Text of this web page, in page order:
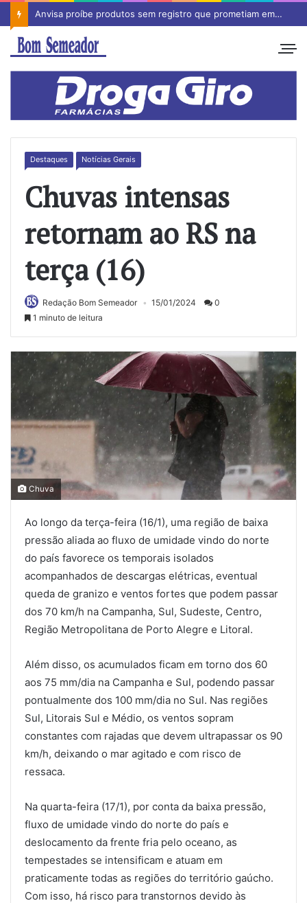
Anvisa proíbe produtos sem registro que prometiam emagrecimento
Destaques Notícias Gerais
Chuvas intensas
retornam ao RS na
terça (16)
Redação Bom Semeador 15/01/2024
0
1 minuto de leitura
Chuva
Ao longo da terça-feira (16/1), uma região de baixa
pressão aliada ao fluxo de umidade vindo do norte
do país favorece os temporais isolados
acompanhados de descargas elétricas, eventual
queda de granizo e ventos fortes que podem passar
dos 70 km/h na Campanha, Sul, Sudeste, Centro,
Região Metropolitana de Porto Alegre e Litoral.
Além disso, os acumulados ficam em torno dos 60
aos 75 mm/dia na Campanha e Sul, podendo passar
pontualmente dos 100 mm/dia no Sul. Nas regiões
Sul, Litorais Sul e Médio, os ventos sopram
constantes com rajadas que devem ultrapassar os 90
km/h, deixando o mar agitado e com risco de
ressaca.
Na quarta-feira (17/1), por conta da baixa pressão,
fluxo de umidade vindo do norte do país e
deslocamento da frente fria pelo oceano, as
tempestades se intensificam e atuam em
praticamente todas as regiões do território gaúcho.
Com isso, há risco para transtornos devido às